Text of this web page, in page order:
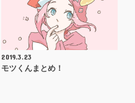
2019.3.23
モツくんまとめ！